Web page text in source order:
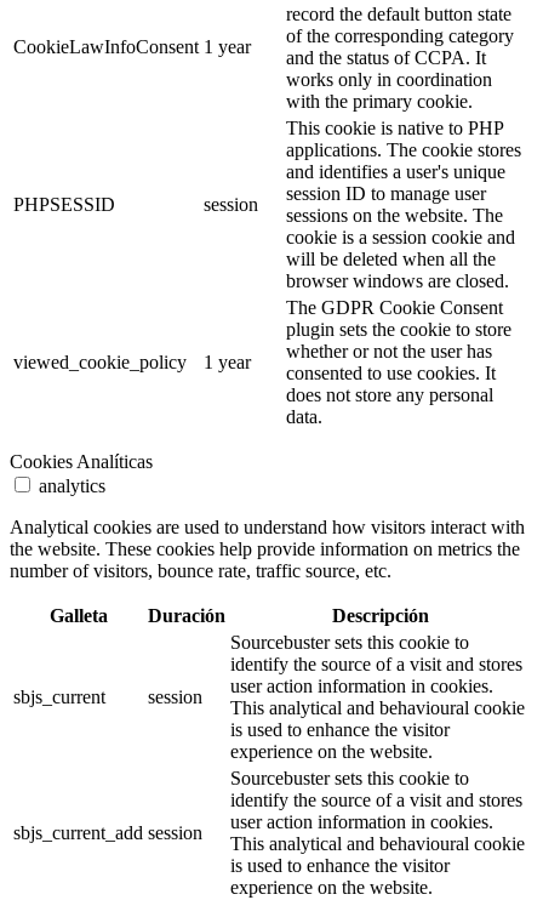
CookieLawInfoConsent 1 year
record the default button state
of the corresponding category
and the status of CCPA. It
works only in coordination
with the primary cookie.
PHPSESSID session
This cookie is native to PHP
applications. The cookie stores
and identifies a user's unique
session ID to manage user
sessions on the website. The
cookie is a session cookie and
will be deleted when all the
browser windows are closed.
viewed_cookie_policy 1 year
The GDPR Cookie Consent
plugin sets the cookie to store
whether or not the user has
consented to use cookies. It
does not store any personal
data.
Cookies Analíticas
analytics
Analytical cookies are used to understand how visitors interact with
the website. These cookies help provide information on metrics the
number of visitors, bounce rate, traffic source, etc.
Galleta Duración Descripción
sbjs_current session
Sourcebuster sets this cookie to
identify the source of a visit and stores
user action information in cookies.
This analytical and behavioural cookie
is used to enhance the visitor
experience on the website.
sbjs_current_add session
Sourcebuster sets this cookie to
identify the source of a visit and stores
user action information in cookies.
This analytical and behavioural cookie
is used to enhance the visitor
experience on the website.